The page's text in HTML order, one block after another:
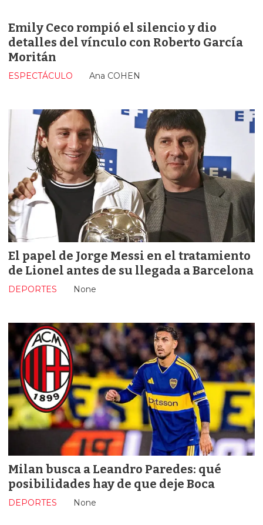
Emily Ceco rompió el silencio y dio
detalles del vínculo con Roberto García
Moritán
Ana COHEN
ESPECTÁCULO
El papel de Jorge Messi en el tratamiento
de Lionel antes de su llegada a Barcelona
None
DEPORTES
Milan busca a Leandro Paredes: qué
posibilidades hay de que deje Boca
None
DEPORTES